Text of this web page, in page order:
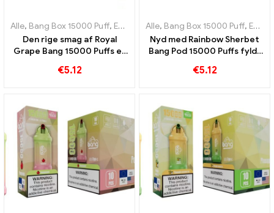
Alle, Bang Box 15000 Puff, Engangs e-cigaretter Sverige ,Engangs
Den rige smag af Royal
Grape Bang 15000 Puffs er
kongelige frugt
€5.12
Alle, Bang Box 15000 Puff, Engangs e-cigaretter Sverige
Nyd med Rainbow Sherbet
Bang Pod 15000 Puffs fyldt
aromaer
€5.12